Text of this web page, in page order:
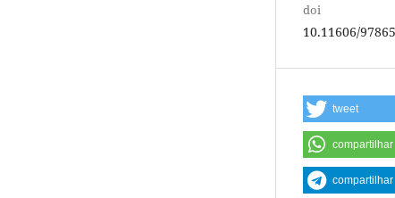
doi
10.11606/
tweet
compartilhar
compartilhar